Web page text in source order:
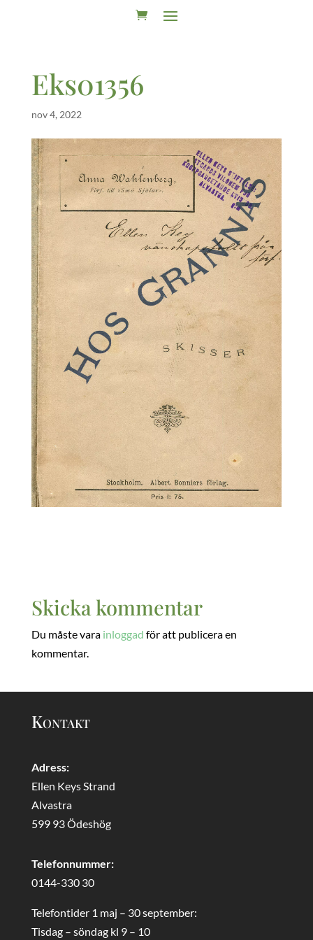
Eks01356
nov 4, 2022
Skicka kommentar
Du måste vara inloggad för att publicera en
kommentar.
Kontakt
Adress:
Ellen Keys Strand
Alvastra
599 93 Ödeshög
Telefonnummer:
0144-330 30
Telefontider 1 maj – 30 september:
Tisdag – söndag kl 9 – 10